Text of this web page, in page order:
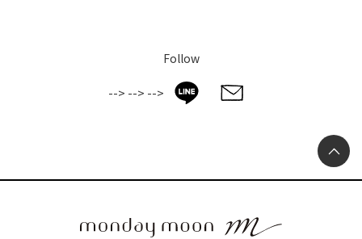
Follow
--> --> -->